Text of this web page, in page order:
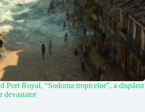
Port Royal, “Sodoma tropicelor”, a dispărut
devastator